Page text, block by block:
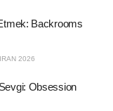
Backrooms
2026
Obsession